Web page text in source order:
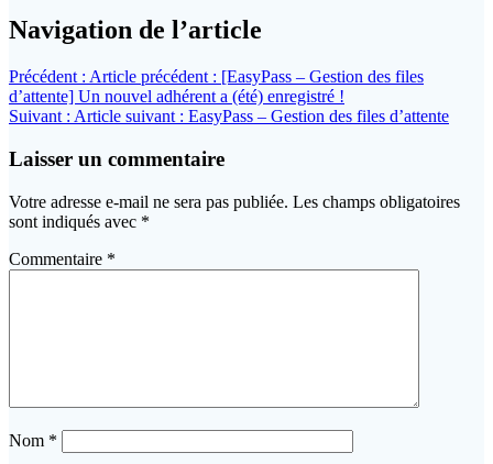
Navigation de l’article
Précédent : Article précédent : [EasyPass – Gestion des files
d’attente] Un nouvel adhérent a (été) enregistré !
Suivant : Article suivant : EasyPass – Gestion des files d’attente
Laisser un commentaire
Votre adresse e-mail ne sera pas publiée. Les champs obligatoires
sont indiqués avec *
Commentaire *
Nom *